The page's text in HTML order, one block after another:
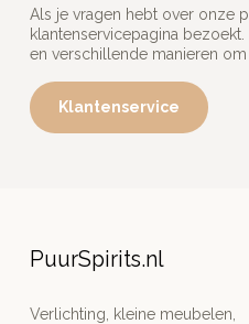
Als je vragen hebt over onze
klantenservicepagina
en verschillende manieren
Klantenservice
PuurSpirits.nl
Verlichting, kleine meubelen,